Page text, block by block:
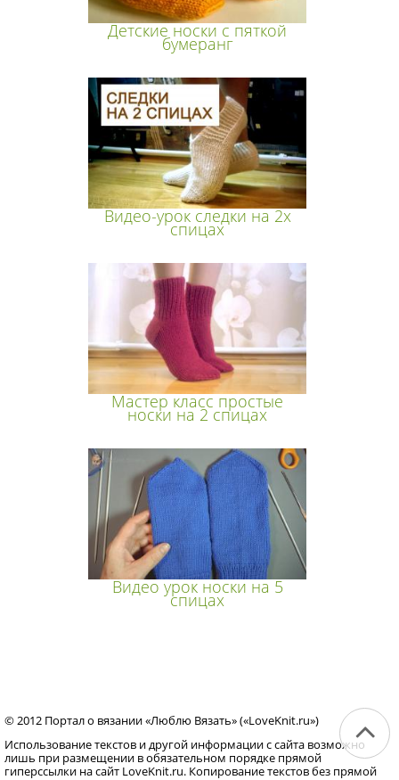
Детские носки с пяткой
бумеранг
Видео-урок следки на 2х
спицах
Мастер класс простые
носки на 2 спицах
Видео урок носки на 5
спицах
© 2012 Портал о вязании «Люблю Вязать» («LoveKnit.ru»)
Использование текстов и другой информации с сайта возможно
лишь при размещении в обязательном порядке прямой
гиперссылки на сайт LoveKnit.ru. Копирование текстов без прямой